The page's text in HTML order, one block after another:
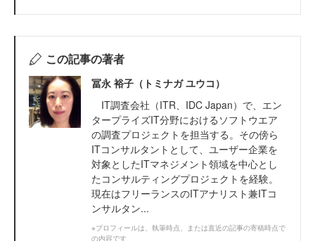
この記事の著者
冨永 裕子（トミナガ ユウコ）
IT調査会社（ITR、IDC Japan）で、エン
タープライズIT分野におけるソフトウエア
の調査プロジェクトを担当する。その傍ら
ITコンサルタントとして、ユーザー企業を
対象としたITマネジメント領域を中心とし
たコンサルティングプロジェクトを経験。
現在はフリーランスのITアナリスト兼ITコ
ンサルタン...
※プロフィールは、執筆時点、または直近の記事の寄稿時点で
の内容です